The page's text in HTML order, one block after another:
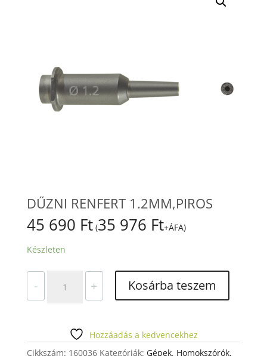
DŰZNI RENFERT 1.2MM,PIROS
45 690 Ft (35 976 Ft+ÁFA)
Készleten
-
RENFERT
+ Kosárba teszem
Hozzáadás a kedvencekhez
Cikkszám: 160036 Kategóriák: Gépek, Homokszórók,